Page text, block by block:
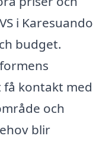
i Karesuando
budget.
kontakt med
och
blir